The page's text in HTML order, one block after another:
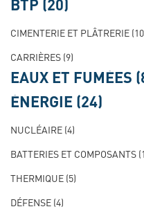
BTP (20)
CIMENTERIE ET PLÂTRERIE
CARRIÈRES (9)
EAUX ET FUMÉES
ÉNERGIE (24)
NUCLÉAIRE (4)
BATTERIES ET COMPOSANTS
THERMIQUE (5)
DÉFENSE (4)